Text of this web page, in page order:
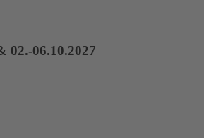
02.-06.10.2027